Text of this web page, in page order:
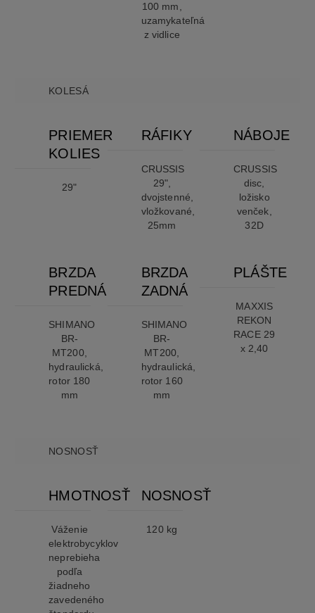
100 mm,
uzamykateľná
z vidlice
KOLESÁ
PRIEMER
KOLIES
29"
RÁFIKY
CRUSSIS
29",
dvojstenné,
vložkované,
25mm
NÁBOJE
CRUSSIS
disc,
ložisko
venček,
32D
BRZDA
PREDNÁ
SHIMANO
BR-
MT200,
hydraulická,
rotor 180
mm
BRZDA
ZADNÁ
SHIMANO
BR-
MT200,
hydraulická,
rotor 160
mm
PLÁŠTE
MAXXIS
REKON
RACE 29
x 2,40
NOSNOSŤ
HMOTNOSŤ
Váženie
elektrobycyklov
neprebieha
podľa
žiadneho
zavedeného
NOSNOSŤ
120 kg